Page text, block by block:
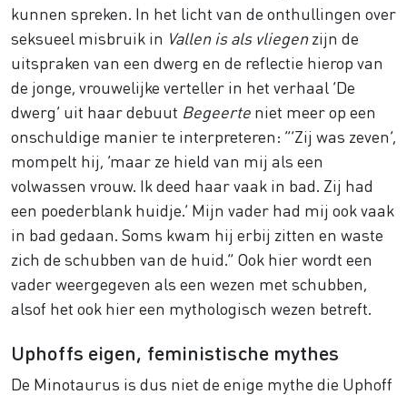
kunnen spreken. In het licht van de onthullingen over
seksueel misbruik in Vallen is als vliegenzijn de
uitspraken van een dwerg en de reflectie hierop van
de jonge, vrouwelijke verteller in het verhaal ‘De
dwerg’ uit haar debuut Begeerte niet meer op een
onschuldige manier te interpreteren: “‘Zij was zeven’,
mompelt hij, ‘maar ze hield van mij als een
volwassen vrouw. Ik deed haar vaak in bad. Zij had
een poederblank huidje.’ Mijn vader had mij ook vaak
in bad gedaan. Soms kwam hij erbij zitten en waste
zich de schubben van de huid.” Ook hier wordt een
vader weergegeven als een wezen met schubben,
alsof het ook hier een mythologisch wezen betreft.
Uphoffs eigen, feministische mythes
De Minotaurus is dus niet de enige mythe die Uphoff